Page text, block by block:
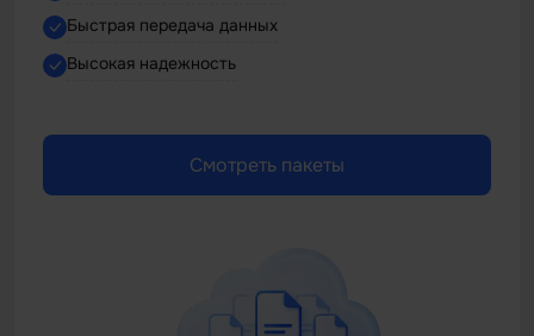
Быстрая передача данных
Высокая надежность
Смотреть пакеты